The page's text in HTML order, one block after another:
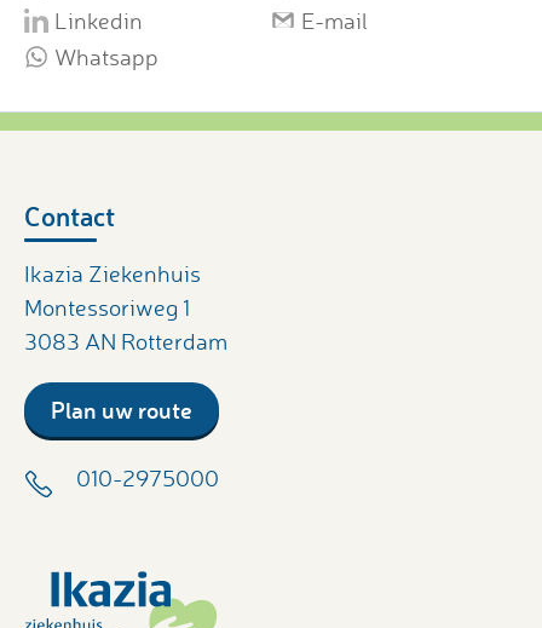
Linkedin
E-mail
Whatsapp
Contact
Ikazia Ziekenhuis
Montessoriweg 1
3083 AN Rotterdam
Plan uw route
010-2975000